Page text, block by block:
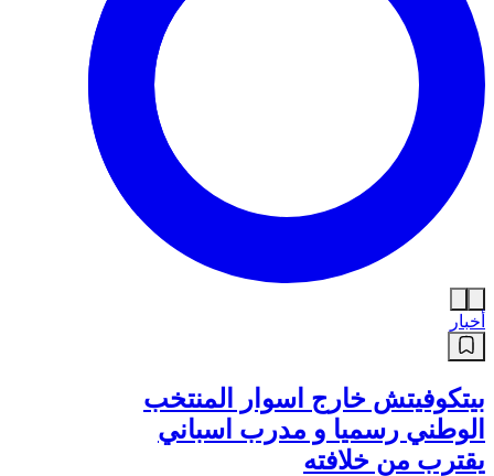
أخبار
بيتكوفيتش خارج اسوار المنتخب
الوطني رسميا و مدرب اسباني
يقترب من خلافته